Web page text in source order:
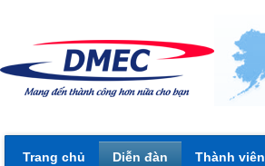
Trang chủ Diễn đàn Thành viên